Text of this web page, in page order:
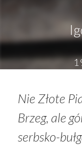
Nie Złote
Brzeg, ale
serbsko-